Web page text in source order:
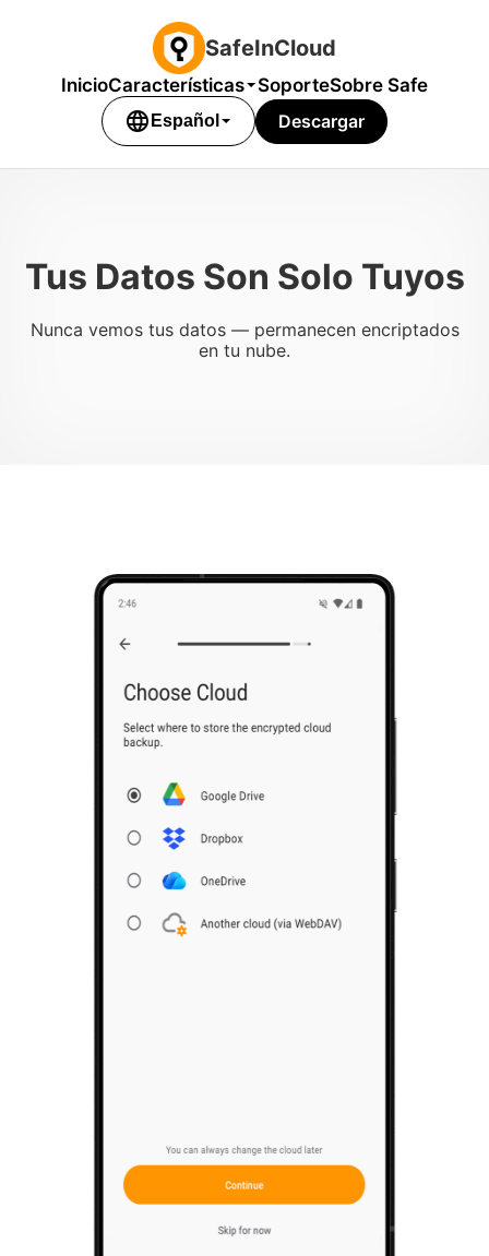
SafeInCloud
InicioCaracterísticas SoporteSobre Safe
language Español Descargar
Tus Datos Son Solo Tuyos
Nunca vemos tus datos — permanecen encriptados
en tu nube.